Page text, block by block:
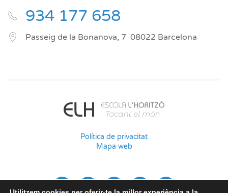
934 177 658
Passeig de la Bonanova, 7 08022 Barcelona
Política de privacitat
Mapa web